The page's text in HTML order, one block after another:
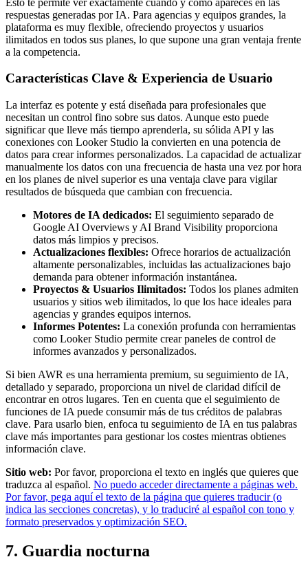
respuestas generadas por IA. Para agencias y equipos grandes, la
plataforma es muy flexible, ofreciendo proyectos y usuarios
ilimitados en todos sus planes, lo que supone una gran ventaja frente
a la competencia.
Características Clave & Experiencia de Usuario
La interfaz es potente y está diseñada para profesionales que
necesitan un control fino sobre sus datos. Aunque esto puede
significar que lleve más tiempo aprenderla, su sólida API y las
conexiones con Looker Studio la convierten en una potencia de
datos para crear informes personalizados. La capacidad de actualizar
manualmente los datos con una frecuencia de hasta una vez por hora
en los planes de nivel superior es una ventaja clave para vigilar
resultados de búsqueda que cambian con frecuencia.
Motores de IA dedicados: El seguimiento separado de
Google AI Overviews y AI Brand Visibility proporciona
datos más limpios y precisos.
Actualizaciones flexibles: Ofrece horarios de actualización
altamente personalizables, incluidas las actualizaciones bajo
demanda para obtener información instantánea.
Proyectos & Usuarios Ilimitados: Todos los planes admiten
usuarios y sitios web ilimitados, lo que los hace ideales para
agencias y grandes equipos internos.
Informes Potentes: La conexión profunda con herramientas
como Looker Studio permite crear paneles de control de
informes avanzados y personalizados.
Si bien AWR es una herramienta premium, su seguimiento de IA,
detallado y separado, proporciona un nivel de claridad difícil de
encontrar en otros lugares. Ten en cuenta que el seguimiento de
funciones de IA puede consumir más de tus créditos de palabras
clave. Para usarlo bien, enfoca tu seguimiento de IA en tus palabras
clave más importantes para gestionar los costes mientras obtienes
información clave.
Sitio web: Por favor, proporciona el texto en inglés que quieres que
traduzca al español. No puedo acceder directamente a páginas web.
Por favor, pega aquí el texto de la página que quieres traducir (o
indica las secciones concretas), y lo traduciré al español con tono y
formato preservados y optimización SEO.
7. Guardia nocturna